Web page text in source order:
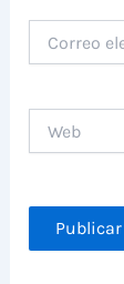
electrónico